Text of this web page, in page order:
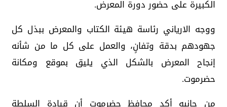
الكبيرة على حضور دورة المعرض.
ووجه الارياني رئاسة هيئة الكتاب والمعرض ببذل كل
جهودهم بدقة وتفانٍ، والعمل على كل ما من شأنه
إنجاح المعرض بالشكل الذي يليق بموقع ومكانة
حضرموت.